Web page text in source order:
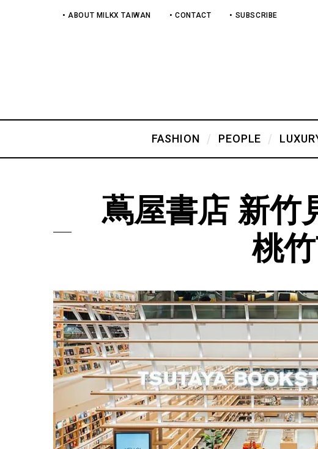
• ABOUT MILKX TAIWAN • CONTACT • SUBSCRIBE
FASHION PEOPLE
蔦屋書店 新竹
桃